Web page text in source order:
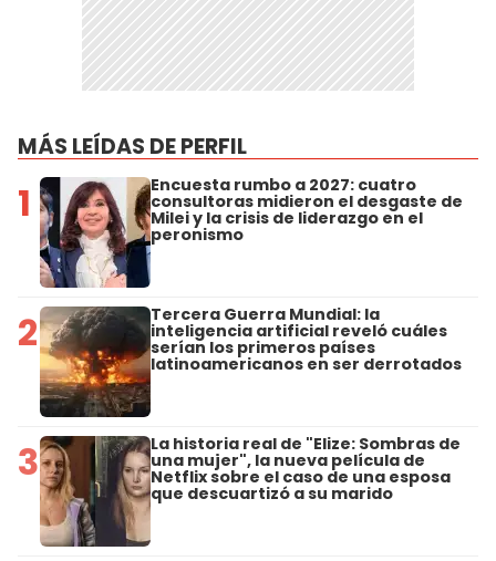
MÁS LEÍDAS DE PERFIL
1 Encuesta rumbo a 2027: cuatro
consultoras midieron el desgaste de
Milei y la crisis de liderazgo en el
peronismo
2 Tercera Guerra Mundial: la
inteligencia artificial reveló cuáles
serían los primeros países
latinoamericanos en ser derrotados
3 La historia real de "Elize: Sombras de
una mujer", la nueva película de
Netflix sobre el caso de una esposa
que descuartizó a su marido